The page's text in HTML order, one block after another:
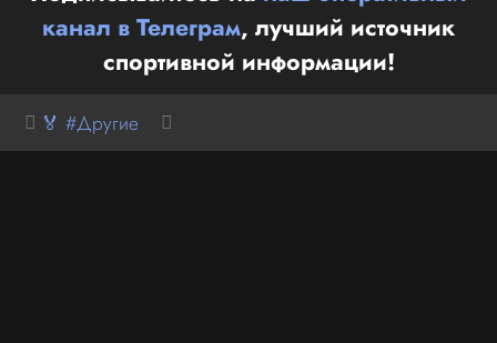
канал в Телеграм, лучший источник
спортивной информации!
🏅 #Другие